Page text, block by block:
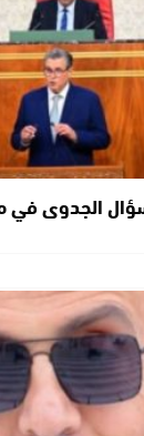
الجدوى في